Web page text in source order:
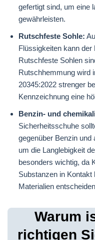
gefertigt sind, um eine
gewährleisten.
Rutschfeste Sohle:
Flüssigkeiten kann
Rutschfeste Sohlen
Rutschhemmung wird
20345:2022 strenger
Kennzeichnung eine
Benzin- und
Sicherheitsschuhe
gegenüber Benzin und
um die Langlebigkeit
besonders wichtig, da
Substanzen in
Materialien
Warum
richtigen